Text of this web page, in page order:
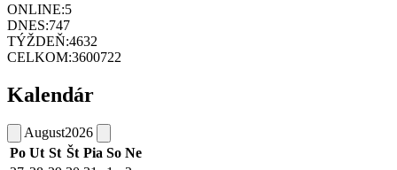
ONLINE:5
DNES:747
TÝŽDEŇ:4632
CELKOM:3600722
Kalendár
August2026
Po Ut St Št Pia So Ne